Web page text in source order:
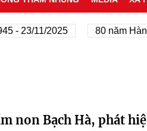
- 23/11/2025 80 năm
non Bạch Hà, phát